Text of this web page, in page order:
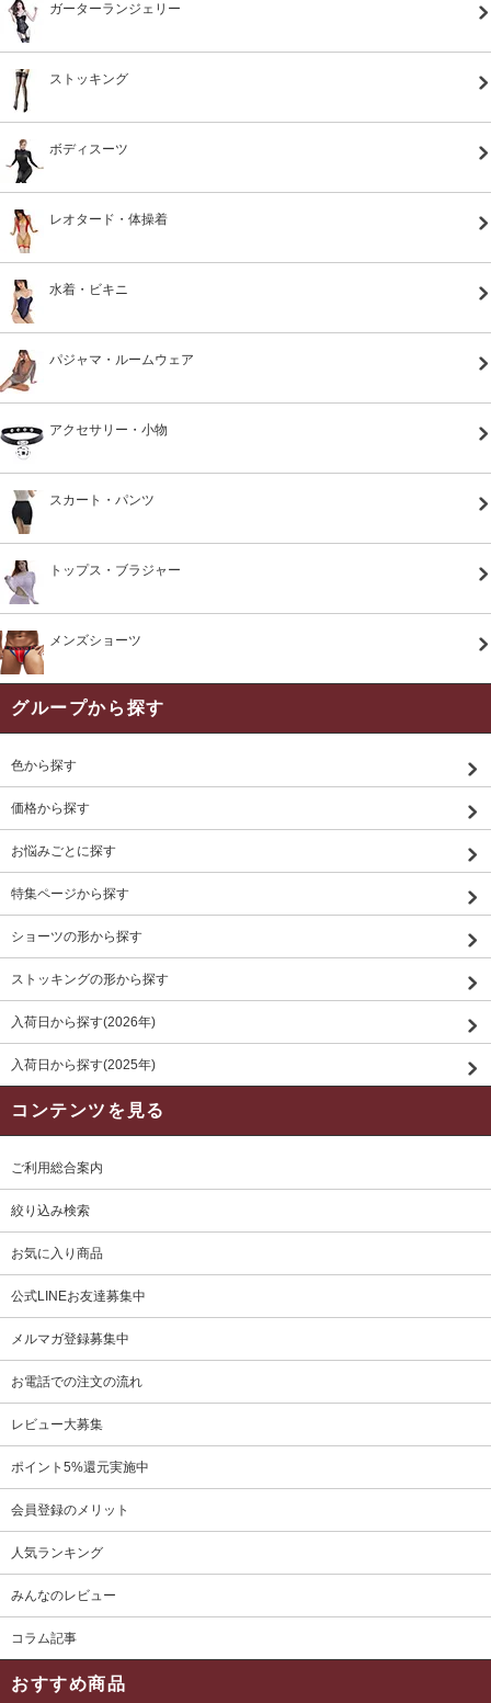
ガーターランジェリー
ストッキング
ボディスーツ
レオタード・体操着
水着・ビキニ
パジャマ・ルームウェア
アクセサリー・小物
スカート・パンツ
トップス・ブラジャー
メンズショーツ
グループから探す
色から探す
価格から探す
お悩みごとに探す
特集ページから探す
ショーツの形から探す
ストッキングの形から探す
入荷日から探す(2026年)
入荷日から探す(2025年)
コンテンツを見る
ご利用総合案内
絞り込み検索
お気に入り商品
公式LINEお友達募集中
メルマガ登録募集中
お電話での注文の流れ
レビュー大募集
ポイント5%還元実施中
会員登録のメリット
人気ランキング
みんなのレビュー
コラム記事
おすすめ商品